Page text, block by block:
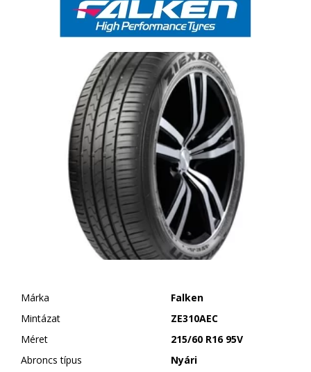
Márka
Falken
Mintázat
ZE310AEC
Méret
215/60 R16 95V
Abroncs típus
Nyári